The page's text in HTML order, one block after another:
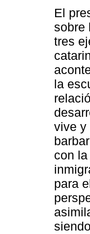
El
sobre
tres
la
vive y
con
para